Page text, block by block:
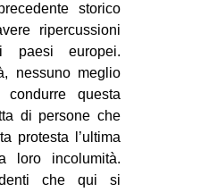
storico
ripercussioni
paesi europei.
nessuno meglio
questa
di persone che
protesta l’ultima
loro incolumità.
che qui si